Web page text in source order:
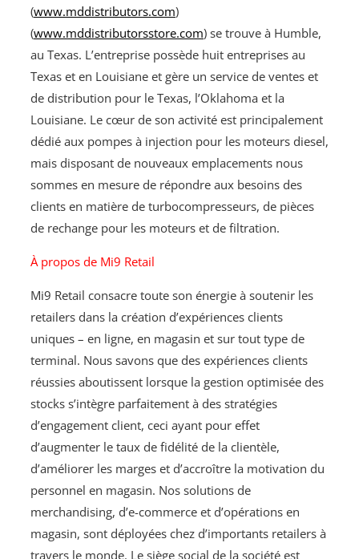
(www.mddistributors.com)
(www.mddistributorsstore.com) se trouve à Humble,
au Texas. L’entreprise possède huit entreprises au
Texas et en Louisiane et gère un service de ventes et
de distribution pour le Texas, l’Oklahoma et la
Louisiane. Le cœur de son activité est principalement
dédié aux pompes à injection pour les moteurs diesel,
mais disposant de nouveaux emplacements nous
sommes en mesure de répondre aux besoins des
clients en matière de turbocompresseurs, de pièces
de rechange pour les moteurs et de filtration.
À propos de Mi9 Retail
Mi9 Retail consacre toute son énergie à soutenir les
retailers dans la création d’expériences clients
uniques – en ligne, en magasin et sur tout type de
terminal. Nous savons que des expériences clients
réussies aboutissent lorsque la gestion optimisée des
stocks s’intègre parfaitement à des stratégies
d’engagement client, ceci ayant pour effet
d’augmenter le taux de fidélité de la clientèle,
d’améliorer les marges et d’accroître la motivation du
personnel en magasin. Nos solutions de
merchandising, d’e-commerce et d’opérations en
magasin, sont déployées chez d’importants retailers à
travers le monde. Le siège social de la société est